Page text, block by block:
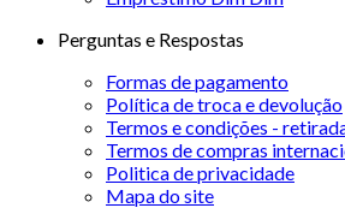
Perguntas e Respostas
Formas de pagamento
Política de troca e devolução
Termos e condições -
Termos de compras
Politica de privacidade
Mapa do site